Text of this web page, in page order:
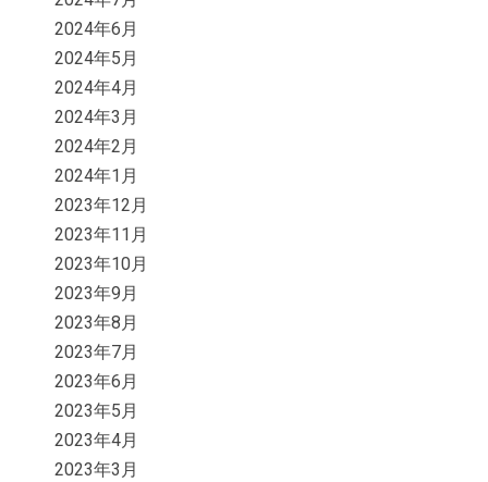
2024年6月
2024年5月
2024年4月
2024年3月
2024年2月
2024年1月
2023年12月
2023年11月
2023年10月
2023年9月
2023年8月
2023年7月
2023年6月
2023年5月
2023年4月
2023年3月